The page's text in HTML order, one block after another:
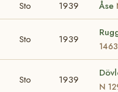
Sto 1939 Åse
Sto 1939
Sto 1939
N